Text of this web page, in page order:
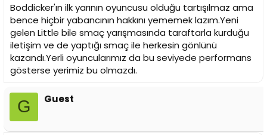
Boddicker'ın ilk yarının oyuncusu olduğu tartışılmaz ama
bence hiçbir yabancının hakkını yememek lazım.Yeni
gelen Little bile smaç yarışmasında taraftarla kurduğu
iletişim ve de yaptığı smaç ile herkesin gönlünü
kazandı.Yerli oyuncularımız da bu seviyede performans
gösterse yerimiz bu olmazdı.
G Guest